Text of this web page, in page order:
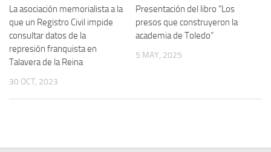
Militantes históricos IR
Personajes republicanos
Izquierda Republicana. Agrupaciones y Militantes (1934-1939)
La asociación memorialista a la
que un Registro Civil impide
consultar datos de la
represión franquista en
Talavera de la Reina
30 OCT, 2023
Presentación del libro “Los
presos que construyeron la
academia de Toledo”
5 MAY, 2025